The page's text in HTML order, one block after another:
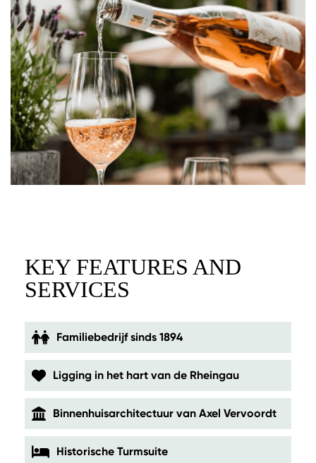
KEY FEATURES AND
SERVICES
Familiebedrijf sinds 1894
Ligging in het hart van de Rheingau
Binnenhuisarchitectuur van Axel Vervoordt
Historische Turmsuite